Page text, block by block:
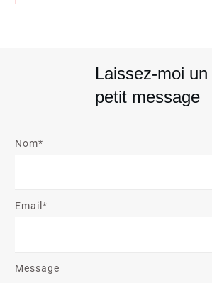
Laissez-moi un
petit message
Nom*
Email*
Message